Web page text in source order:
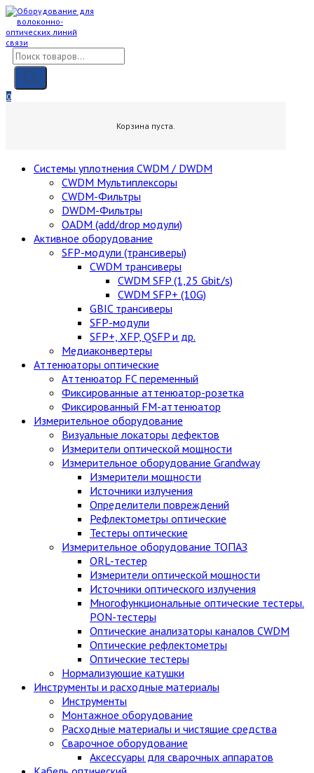
Skip
content
Поиск
товаров
0
Корзина пуста.
Cистемы уплотнения CWDM / DWDM
CWDM Мультиплексоры
CWDM-Фильтры
DWDM-Фильтры
OADM (add/drop модули)
Активное оборудование
SFP-модули (трансиверы)
CWDM трансиверы
CWDM SFP (1,25 Gbit/s)
CWDM SFP+ (10G)
GBIC трансиверы
SFP-модули
SFP+, XFP, QSFP и др.
Медиаконвертеры
Аттенюаторы оптические
Аттенюатор FC переменный
Фиксированные аттенюатор-розетка
Фиксированный FM-аттенюатор
Измерительное оборудование
Визуальные локаторы дефектов
Измерители оптической мощности
Измерительное оборудование Grandway
Измерители мощности
Источники излучения
Определители повреждений
Рефлектометры оптические
Тестеры оптические
Измерительное оборудование ТОПАЗ
ORL-тестер
Измерители оптической мощности
Источники оптического излучения
Многофункциональные оптические тестеры.
PON-тестеры
Оптические анализаторы каналов CWDM
Оптические рефлектометры
Оптические тестеры
Нормализующие катушки
Инструменты и расходные материалы
Инструменты
Монтажное оборудование
Расходные материалы и чистящие средства
Сварочное оборудование
Аксессуары для сварочных аппаратов